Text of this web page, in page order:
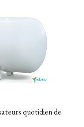
quotidien de